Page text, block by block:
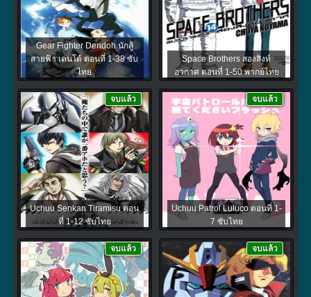
Gear Fighter Dendoh นักสู้
สายฟ้า เดนโด้ ตอนที่ 1-38 ซับ
ไทย
Space Brothers สองสิงห์
อวกาศ ตอนที่ 1-50 พากย์ไทย
Uchuu Senkan Tiramisu ตอน
ที่ 1-12 ซับไทย
จบแล้ว
Uchuu Patrol Luluco ตอนที่ 1-
7 ซับไทย
จบแล้ว
จบแล้ว จบแล้ว